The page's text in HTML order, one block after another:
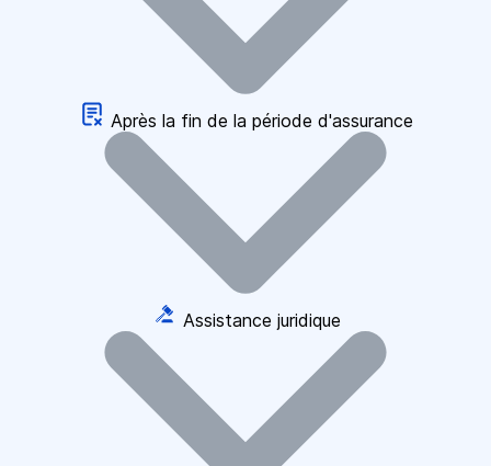
Après la fin de la période d'assurance
Assistance juridique